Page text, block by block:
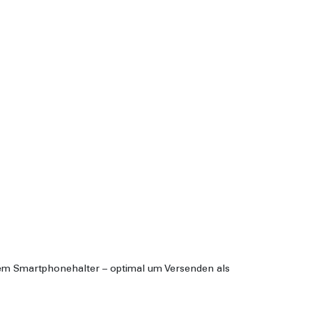
Smartphonehalter – optimal um Versenden als